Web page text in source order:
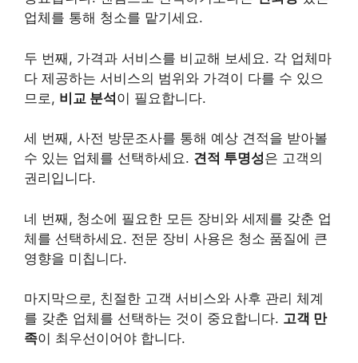
업체를 통해 청소를 맡기세요.
두 번째, 가격과 서비스를 비교해 보세요. 각 업체마
다 제공하는 서비스의 범위와 가격이 다를 수 있으
므로, 비교 분석이 필요합니다.
세 번째, 사전 방문조사를 통해 예상 견적을 받아볼
수 있는 업체를 선택하세요. 견적 투명성은 고객의
권리입니다.
네 번째, 청소에 필요한 모든 장비와 세제를 갖춘 업
체를 선택하세요. 전문 장비 사용은 청소 품질에 큰
영향을 미칩니다.
마지막으로, 친절한 고객 서비스와 사후 관리 체계
를 갖춘 업체를 선택하는 것이 중요합니다. 고객 만
족이 최우선이어야 합니다.